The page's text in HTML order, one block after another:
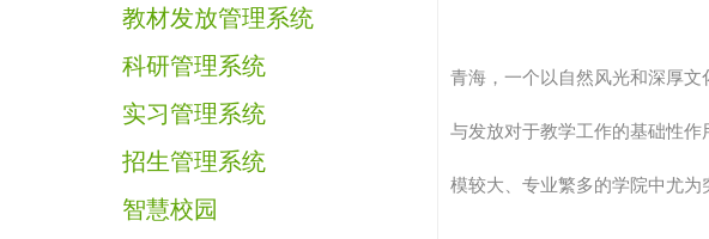
教材发放管理系统
科研管理系统
实习管理系统
招生管理系统
智慧校园
青海，一个以自然风光和深厚
与发放对于教学工作的基础性
模较大、专业繁多的学院中尤为